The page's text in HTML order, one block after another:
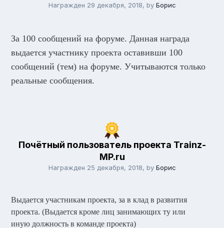
Награжден 29 декабря, 2018, by Борис
За 100 сообщений на форуме. Данная награда
выдается участнику проекта оставивши 100
сообщений (тем) на форуме. Учитываются только
реальные сообщения.
Почётный пользователь проекта Trainz-
MP.ru
Награжден 25 декабря, 2018, by Борис
Выдается участникам проекта, за в клад в развития
проекта. (Выдается кроме лиц занимающих ту или
иную должность в команде проекта)